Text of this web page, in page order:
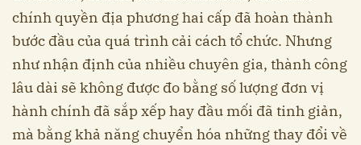
chính quyền địa phương hai cấp đã hoàn thành
bước đầu của quá trình cải cách tổ chức. Nhưng
như nhận định của nhiều chuyên gia, thành công
lâu dài sẽ không được đo bằng số lượng đơn vị
hành chính đã sắp xếp hay đầu mối đã tinh giản,
mà bằng khả năng chuyển hóa những thay đổi về